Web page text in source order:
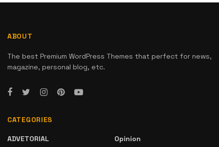
ABOUT
The best Premium WordPress Themes that perfect for news,
magazine, personal blog, etc.
CATEGORIES
ADVETORIAL
Opinion